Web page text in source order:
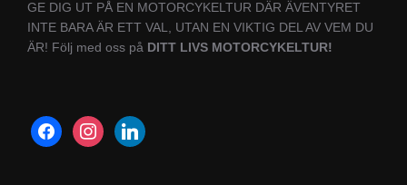
GE DIG UT PÅ EN MOTORCYKELTUR DÄR ÄVENTYRET
INTE BARA ÄR ETT VAL, UTAN EN VIKTIG DEL AV VEM DU
ÄR! Följ med oss på DITT LIVS MOTORCYKELTUR!